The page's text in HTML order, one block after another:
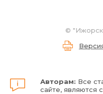
©
Авторам: Все
сайте, являются